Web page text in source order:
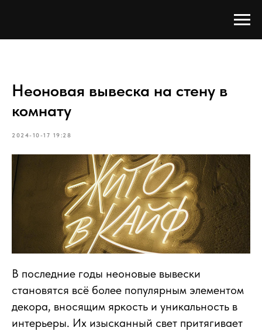
Неоновая вывеска на стену в
комнату
2024-10-17 19:28
В последние годы неоновые вывески
становятся всё более популярным элементом
декора, вносящим яркость и уникальность в
интерьеры. Их изысканный свет притягивает